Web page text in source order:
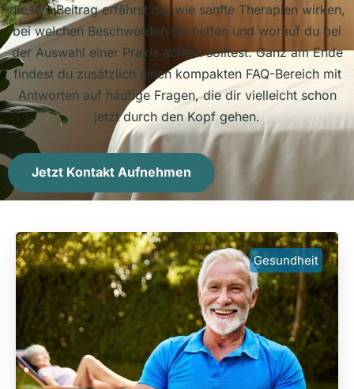
diesem Beitrag erfährst du, wie sanfte Therapien wirken,
bei welchen Beschwerden sie helfen und worauf du bei
der Auswahl einer Praxis achten solltest. Ganz am Ende
findest du zusätzlich einen kompakten FAQ-Bereich mit
Antworten auf häufige Fragen, die dir vielleicht schon
jetzt durch den Kopf gehen.
Jetzt Kontakt Aufnehmen
Gesundheit